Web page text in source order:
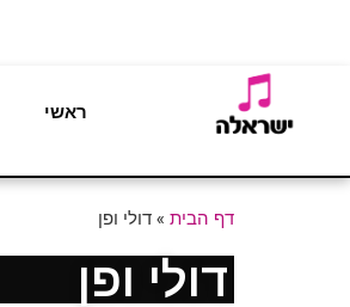
ראשי
דף הבית » דולי ופן
דולי ופן